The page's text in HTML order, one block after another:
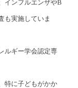
インフルエンザやB
も実施していま
ルギー学会認定専
特に子どもがかか